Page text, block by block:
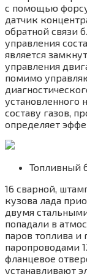
с помощью
датчик
обратной связи
управления
является
управления
помимо
установленного
составу газов,
определяет
Топливный
16 сварной,
кузова лада
двумя
попадали в
паров топлива и
паропроводами
фланцевое
устанавливают